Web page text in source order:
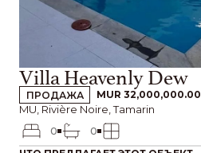
Villa Heavenly Dew
ПРОДАЖА MUR 32,000,000.00
MU, Rivière Noire, Tamarin
0
0